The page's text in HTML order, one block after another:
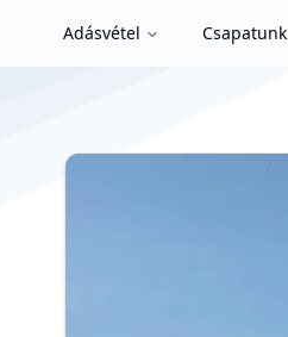
Adásvétel Csapatunk